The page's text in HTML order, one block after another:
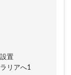
置
リアへ1